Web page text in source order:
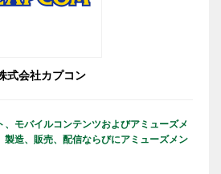
式会社カプコン
モバイルコンテンツおよびアミューズメ
製造、販売、配信ならびにアミューズメン